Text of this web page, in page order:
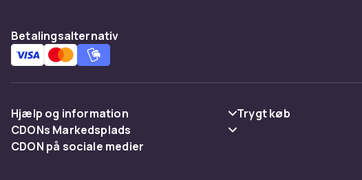
Betalingsalternativ
Hjælp og information
Ofte stillede spørgsmål
Trygt køb
CDONs Markedsplads
Merchant Help Center
CDON på sociale medier